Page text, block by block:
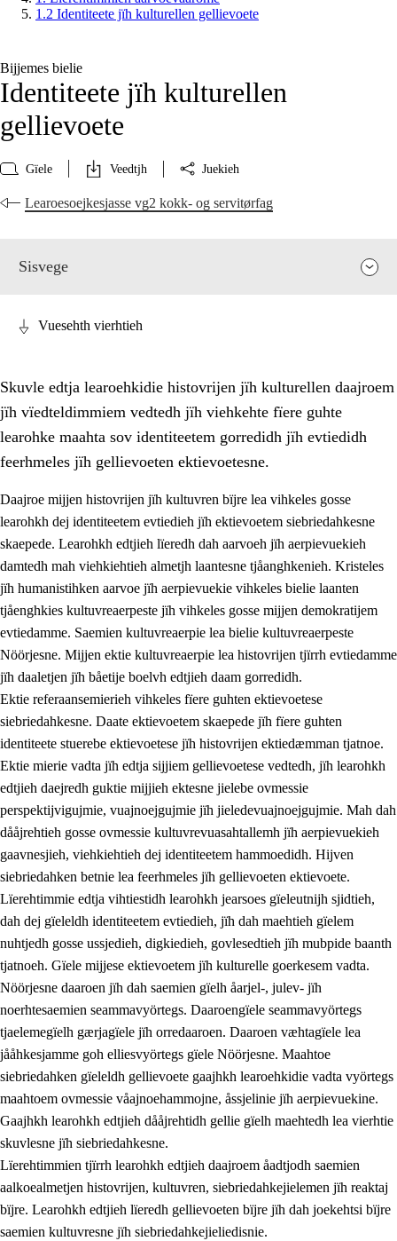
1.2 Identiteete jïh kulturellen gellievoete
Bijjemes bielie
Identiteete jïh kulturellen
gellievoete
Gïele Veedtjh Juekieh
Learoesoejkesjasse vg2 kokk- og servitørfag
Sisvege
Lïerehtimmien aarvoevåarome
1.1 Almetjeaarvoe
Identiteete jïh kulturellen gellievoete
1.3 Laejhtehks ussjedimmie jïh etihkeles vuajnoe
goerehtimmievæljoe
1.5 Eatnemem krööhkestidh jïh byjresegoerkesevoete
Demokratije jïh meatanårrome
Vuesehth vierhtieh
Skuvle edtja learoehkidie histovrijen jïh kulturellen daajroem
jïh vïedteldimmiem vedtedh jïh viehkehte fïere guhte
learohke maahta sov identiteetem gorredidh jïh evtiedidh
feerhmeles jïh gellievoeten ektievoetesne.
Daajroe mijjen histovrijen jïh kultuvren bïjre lea vihkeles gosse
learohkh dej identiteetem evtiedieh jïh ektievoetem siebriedahkesne
skaepede. Learohkh edtjieh lïeredh dah aarvoeh jïh aerpievuekieh
damtedh mah viehkiehtieh almetjh laantesne tjåanghkenieh. Kristeles
jïh humanistihken aarvoe jïh aerpievuekie vihkeles bielie laanten
tjåenghkies kultuvreaerpeste jïh vihkeles gosse mijjen demokratijem
evtiedamme. Saemien kultuvreaerpie lea bielie kultuvreaerpeste
Nöörjesne. Mijjen ektie kultuvreaerpie lea histovrijen tjïrrh evtiedamme
jïh daaletjen jïh båetije boelvh edtjieh daam gorredidh.
Ektie referaansemierieh vihkeles fïere guhten ektievoetese
siebriedahkesne. Daate ektievoetem skaepede jïh fïere guhten
identiteete stuerebe ektievoetese jïh histovrijen ektiedæmman tjatnoe.
Ektie mierie vadta jïh edtja sijjiem gellievoetese vedtedh, jïh learohkh
edtjieh daejredh guktie mijjieh ektesne jielebe ovmessie
perspektijvigujmie, vuajnoejgujmie jïh jieledevuajnoejgujmie. Mah dah
dååjrehtieh gosse ovmessie kultuvrevuasahtallemh jïh aerpievuekieh
gaavnesjieh, viehkiehtieh dej identiteetem hammoedidh. Hijven
siebriedahken betnie lea feerhmeles jïh gellievoeten ektievoete.
Lïerehtimmie edtja vihtiestidh learohkh jearsoes gïeleutnijh sjidtieh,
dah dej gïeleldh identiteetem evtiedieh, jïh dah maehtieh gïelem
nuhtjedh gosse ussjedieh, digkiedieh, govlesedtieh jïh mubpide baanth
tjatnoeh. Gïele mijjese ektievoetem jïh kulturelle goerkesem vadta.
Nöörjesne daaroen jïh dah saemien gïelh åarjel-, julev- jïh
noerhtesaemien seammavyörtegs. Daaroengïele seammavyörtegs
tjaelemegïelh gærjagïele jïh orredaaroen. Daaroen væhtagïele lea
jååhkesjamme goh elliesvyörtegs gïele Nöörjesne. Maahtoe
siebriedahken gïeleldh gellievoete gaajhkh learoehkidie vadta vyörtegs
maahtoem ovmessie våajnoehammojne, åssjelinie jïh aerpievuekine.
Gaajhkh learohkh edtjieh dååjrehtidh gellie gïelh maehtedh lea vierhtie
skuvlesne jïh siebriedahkesne.
Lïerehtimmien tjïrrh learohkh edtjieh daajroem åadtjodh saemien
aalkoealmetjen histovrijen, kultuvren, siebriedahkejielemen jïh reaktaj
bïjre. Learohkh edtjieh lïeredh gellievoeten bïjre jïh dah joekehtsi bïjre
saemien kultuvresne jïh siebriedahkejieliedisnie.